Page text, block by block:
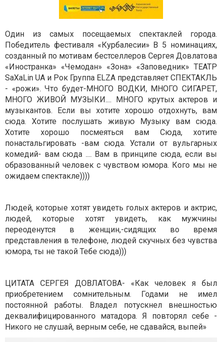
Один из самых посещаемых спектаклей города.
Победитель фестиваля «Курбалесии» В 5 номинациях,
созданный по мотивам бестселлеров Сергея Довлатова
«Иностранка» «Чемодан» «Зона» «Заповедник» ТЕАТР
SaXaLin UA и Рок Группа ELZA представляет СПЕКТАКЛЬ
- «рожи». Что будет-МНОГО ВОДКИ, МНОГО СИГАРЕТ,
МНОГО ЖИВОЙ МУЗЫКИ.... МНОГО крутых актеров и
музыкантов. Если вы хотите хорошо отдохнуть, вам
сюда. Хотите послушать живую Музыку вам сюда.
Хотите хорошо посмеяться вам Сюда, хотите
понастальгировать -вам сюда. Устали от вульгарных
комедий- вам сюда .... Вам в принципе сюда, если вы
образованный человек с чувством юмора. Кого мы не
ожидаем спектакле))))
Людей, которые хотят увидеть голых актеров и актрис,
людей, которые хотят увидеть, как мужчины
переоденутся в женщин,-сидящих во время
представления в телефоне, людей скучных без чувства
юмора, ты не такой Тебе сюда)))
ЦИТАТА СЕРГЕЯ ДОВЛАТОВА- «Как человек я был
приобретением сомнительным. Годами не имел
постоянной работы. Владел потускнел внешностью
деквалифицированного матадора. Я повторял себе -
Никого не слушай, верным себе, не сдавайся, выпей»